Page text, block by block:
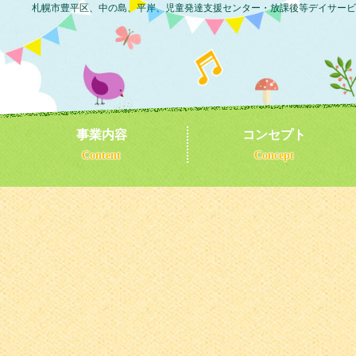
札幌市豊平区、中の島、平岸、児童発達支援センター・放課後等デイサー
事業内容
Content
コンセプト
Concept